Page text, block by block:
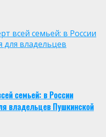
всей семьей: в России
для владельцев
семьей: в России
владельцев Пушкинской